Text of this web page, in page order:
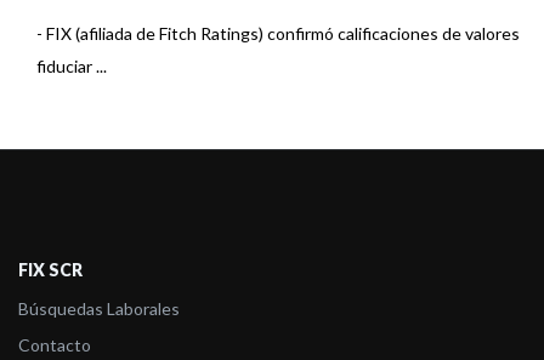
- FIX (afiliada de Fitch Ratings) confirmó calificaciones de valores
fiduciar ...
FIX SCR
Búsquedas Laborales
Contacto